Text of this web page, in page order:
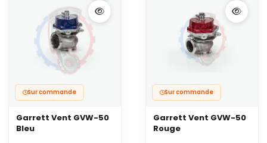
Sur commande
Garrett Vent GVW-50
Bleu
Sur commande
Garrett Vent GVW-50
Rouge